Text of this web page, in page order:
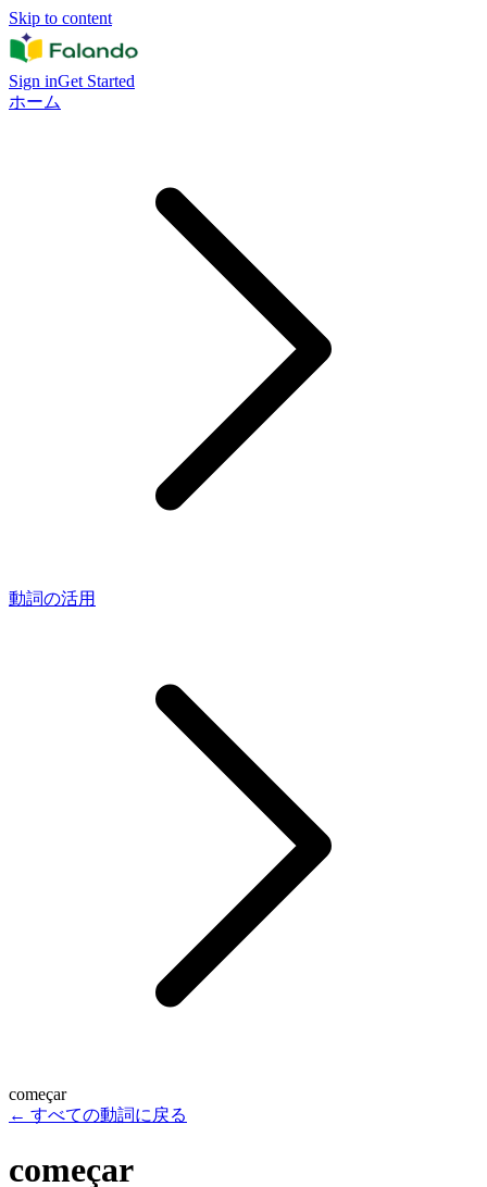
Skip to content
Sign inGet Started
ホーム
動詞の活用
começar
← すべての動詞に戻る
começar